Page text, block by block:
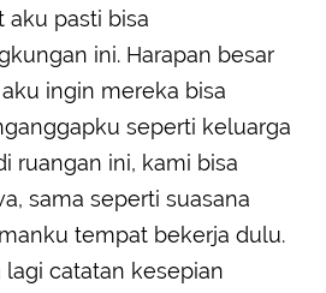
aku pasti bisa
ini. Harapan besar
ingin mereka bisa
seperti keluarga
ruangan ini, kami bisa
sama seperti suasana
tempat bekerja dulu.
catatan kesepian